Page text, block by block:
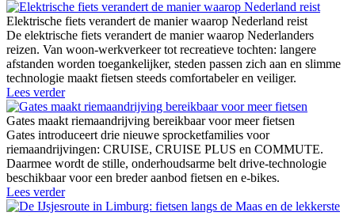
Elektrische fiets verandert de manier waarop Nederland reist
De elektrische fiets verandert de manier waarop Nederlanders
reizen. Van woon-werkverkeer tot recreatieve tochten: langere
afstanden worden toegankelijker, steden passen zich aan en slimme
technologie maakt fietsen steeds comfortabeler en veiliger.
Lees verder
Gates maakt riemaandrijving bereikbaar voor meer fietsen
Gates introduceert drie nieuwe sprocketfamilies voor
riemaandrijvingen: CRUISE, CRUISE PLUS en COMMUTE.
Daarmee wordt de stille, onderhoudsarme belt drive-technologie
beschikbaar voor een breder aanbod fietsen en e-bikes.
Lees verder